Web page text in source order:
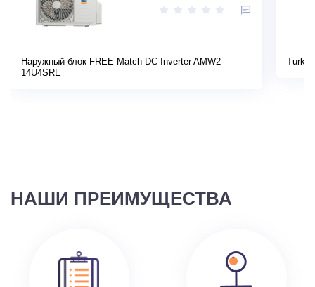
Наружный блок FREE Match DC Inverter AMW2-
14U4SRE
НАШИ ПРЕИМУЩЕСТВА